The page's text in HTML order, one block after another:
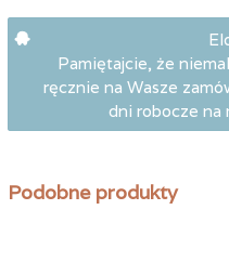
Pamiętajcie, że
ręcznie na Wasze
dni robocze na
Podobne produkty